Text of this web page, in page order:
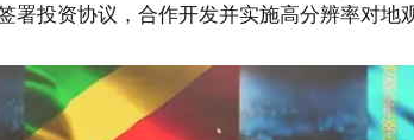
署投资协议，合作开发并实施高分辨率对地